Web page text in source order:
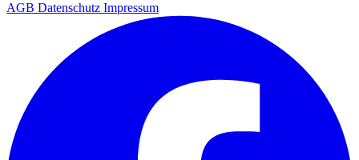
AGB Datenschutz Impressum